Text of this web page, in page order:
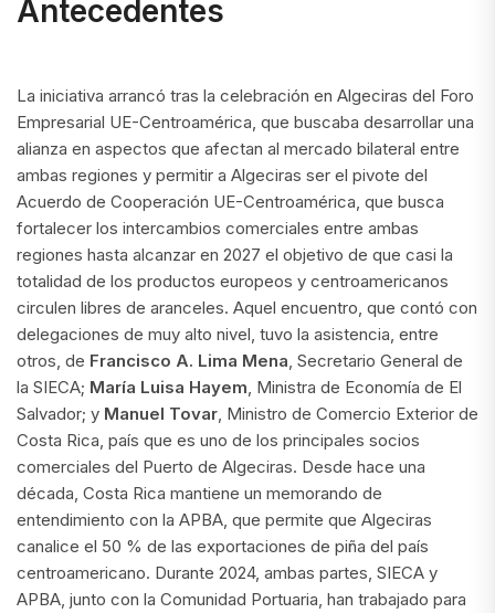
Antecedentes
La iniciativa arrancó tras la celebración en Algeciras del Foro
Empresarial UE-Centroamérica, que buscaba desarrollar una
alianza en aspectos que afectan al mercado bilateral entre
ambas regiones y permitir a Algeciras ser el pivote del
Acuerdo de Cooperación UE-Centroamérica, que busca
fortalecer los intercambios comerciales entre ambas
regiones hasta alcanzar en 2027 el objetivo de que casi la
totalidad de los productos europeos y centroamericanos
circulen libres de aranceles. Aquel encuentro, que contó con
delegaciones de muy alto nivel, tuvo la asistencia, entre
otros, de Francisco A. Lima Mena , Secretario General de
la SIECA; María Luisa Hayem , Ministra de Economía de El
Salvador; y Manuel Tovar , Ministro de Comercio Exterior de
Costa Rica, país que es uno de los principales socios
comerciales del Puerto de Algeciras. Desde hace una
década, Costa Rica mantiene un memorando de
entendimiento con la APBA, que permite que Algeciras
canalice el 50 % de las exportaciones de piña del país
centroamericano. Durante 2024, ambas partes, SIECA y
APBA, junto con la Comunidad Portuaria, han trabajado para